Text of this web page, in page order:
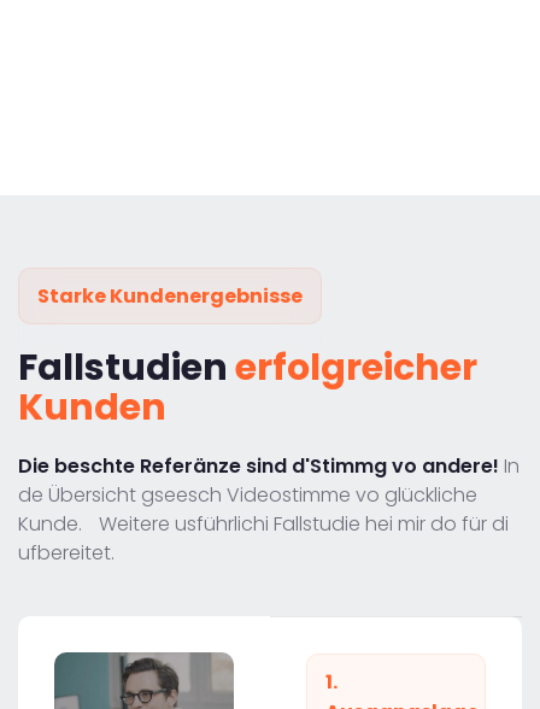
Starke Kundenergebnisse
Fallstudienerfolgreicher
Kunden
Die beschte Referänze sind d'Stimmg vo andere! In
de Übersicht gseesch Videostimme vo glückliche
Kunde. Weitere usführlichi Fallstudie hei mir do für di
ufbereitet.
1.